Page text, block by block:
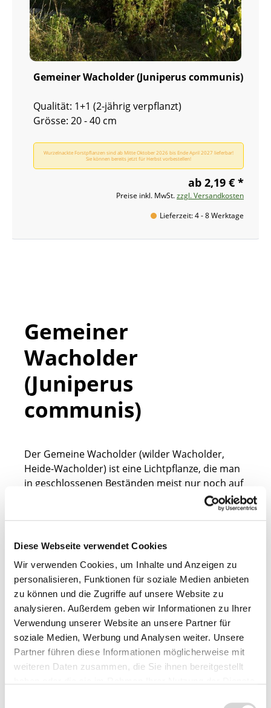
Diese Webseite verwendet Cookies
Wir verwenden Cookies, um Inhalte und Anzeigen zu
personalisieren, Funktionen für soziale Medien anbieten
zu können und die Zugriffe auf unsere Website zu
analysieren. Außerdem geben wir Informationen zu Ihrer
Verwendung unserer Website an unsere Partner für
soziale Medien, Werbung und Analysen weiter. Unsere
Partner führen diese Informationen möglicherweise mit
weiteren Daten zusammen, die Sie ihnen bereitgestellt
Gemeiner Wacholder (Juniperus communis)
Qualität: 1+1 (2-jährig verpflanzt)
Grösse: 20 - 40 cm
Wurzelnackte Forstpflanzen sind ab Mitte Oktober 2026 bis Ende April 2027 lieferbar!
Sie können bereits jetzt für Herbst vorbestellen!
ab 2,19 € *
Preise inkl. MwSt.zzgl. Versandkosten
Lieferzeit: 4 - 8 Werktage
Gemeiner
Wacholder
(Juniperus
communis)
Der Gemeine Wacholder (wilder Wacholder,
Heide-Wacholder) ist eine Lichtpflanze, die man
in geschlossenen Beständen meist nur noch auf
sonnigen Magerweiden, z..B. in der Lüneburger
Heide oder auf der Schwäbischen Alb findet.
großer Zahl verbreitet. Ansonsten hat er seinen
er bevorzugt sonnige Orte mit eher trockenen,
basisreichen und kalkhaltigen Böden.
Sein natürliches Ausbreitungsgebiet von
Nordamerika über Nordeuropa bis nach
Ostsibirien macht ihn zu dem am weitesten
verbreiteten aller Nadelgehölze. Er kann bei uns
eine Höhe von bis zu 12 m erreichen und bis zu
wichtiges Gewürz in der europäischen Küche.